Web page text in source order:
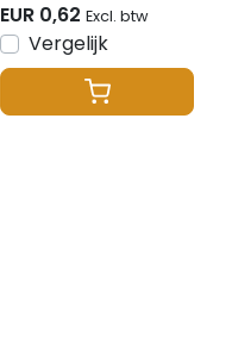
EUR 0,62 Excl. btw
Vergelijk